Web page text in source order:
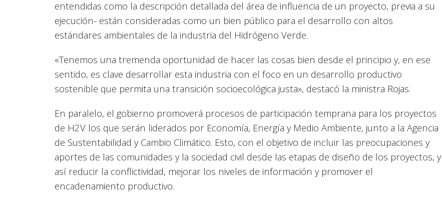
entendidas como la descripción detallada del área de influencia de un proyecto, previa a su
ejecución- están consideradas como un bien público para el desarrollo con altos
estándares ambientales de la industria del Hidrógeno Verde.
«Tenemos una tremenda oportunidad de hacer las cosas bien desde el principio y, en ese
sentido, es clave desarrollar esta industria con el foco en un desarrollo productivo
sostenible que permita una transición socioecológica justa», destacó la ministra Rojas.
En paralelo, el gobierno promoverá procesos de participación temprana para los proyectos
de H2V los que serán liderados por Economía, Energía y Medio Ambiente, junto a la Agencia
de Sustentabilidad y Cambio Climático. Esto, con el objetivo de incluir las preocupaciones y
aportes de las comunidades y la sociedad civil desde las etapas de diseño de los proyectos, y
así reducir la conflictividad, mejorar los niveles de información y promover el
encadenamiento productivo.